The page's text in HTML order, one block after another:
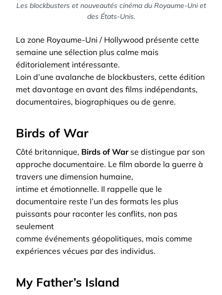
Les blockbusters et nouveautés cinéma du Royaume-Uni et
des États-Unis.
La zone Royaume-Uni / Hollywood présente cette
semaine une sélection plus calme mais
éditorialement intéressante.
Loin d’une avalanche de blockbusters, cette édition
met davantage en avant des films indépendants,
documentaires, biographiques ou de genre.
Birds of War
Côté britannique, Birds of Warse distingue par son
approche documentaire. Le film aborde la guerre à
travers une dimension humaine,
intime et émotionnelle. Il rappelle que le
documentaire reste l’un des formats les plus
puissants pour raconter les conflits, non pas
seulement
comme événements géopolitiques, mais comme
expériences vécues par des individus.
My Father’s Island